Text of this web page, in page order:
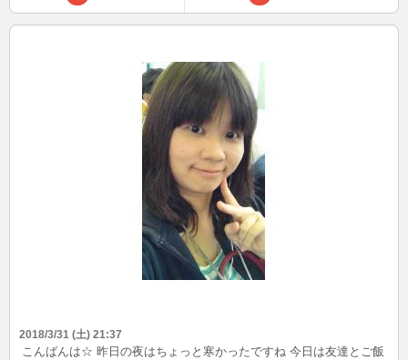
2018/3/31 (土) 21:37
こんばんは☆ 昨日の夜はちょっと寒かったですね 今日は友達とご飯